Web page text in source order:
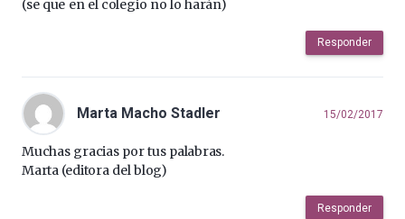
(se que en el colegio no lo harán)
Responder
Marta Macho Stadler 15/02/2017
Muchas gracias por tus palabras.
Marta (editora del blog)
Responder